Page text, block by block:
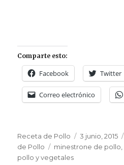
Comparte esto:
Facebook Twitter
Correo electrónico
Autor
Receta de Pollo
Publicado
el
3 junio, 2015
de Pollo
Etiquetas
minestrone de pollo
pollo y vegetales